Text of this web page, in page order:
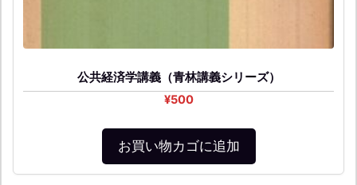
公共経済学講義（青林講義シリーズ）
¥500
お買い物カゴに追加